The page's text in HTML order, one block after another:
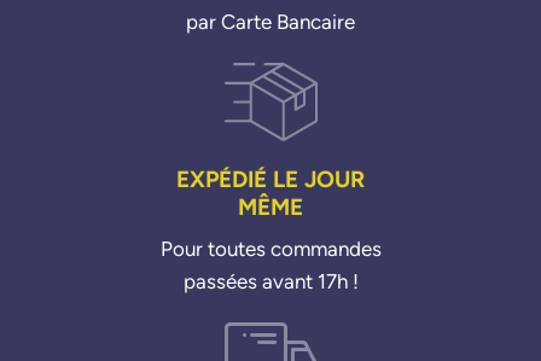
par Carte Bancaire
EXPÉDIÉ LE JOUR
MÊME
Pour toutes commandes
passées avant 17h !